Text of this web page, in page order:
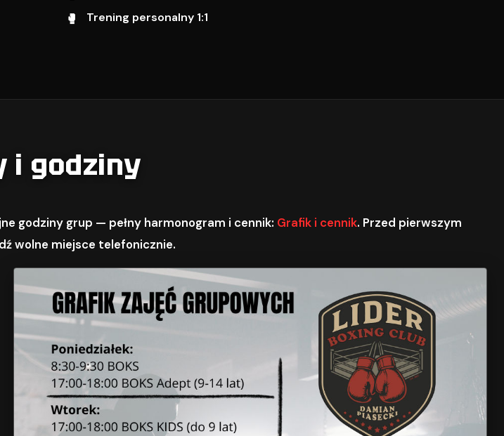
Trening personalny 1:1
i godziny
godziny grup — pełny harmonogram i cennik: Grafik i cennik. Przed pierwszym
wolne miejsce telefonicznie.